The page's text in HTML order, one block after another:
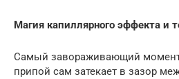
Магия капиллярного эффекта и
Самый завораживающий момент
припой сам затекает в зазор